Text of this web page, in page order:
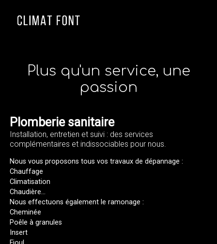
Plus qu'un service, une
passion
Plomberie sanitaire
Installation, entretien et suivi : des services
complémentaires et indissociables pour nous.
Nous vous proposons tous vos travaux de dépannage :
Chauffage
Climatisation
Chaudière...
Nous effectuons également le ramonage :
Cheminée
Poêle à granules
Insert